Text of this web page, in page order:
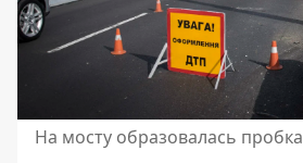
На мосту образовалась пробка